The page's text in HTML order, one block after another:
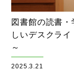
図書館の読書・
しいデスクラ
～
2025.3.21